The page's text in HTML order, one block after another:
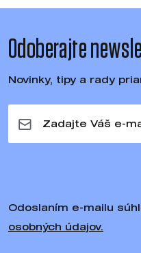
Odoberajte
Novinky, tipy a rady
Odoslaním e-mailu
osobných údajov.